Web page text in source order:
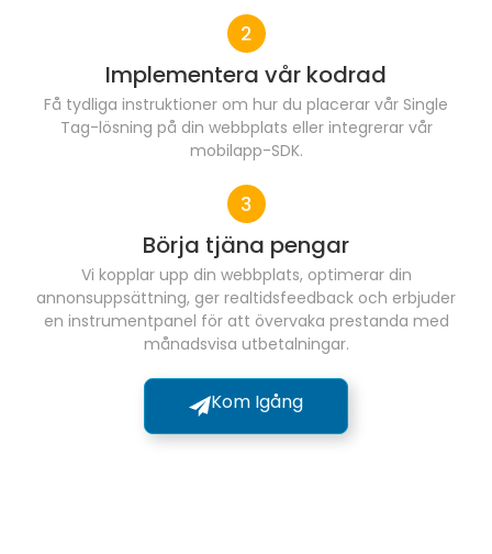
Implementera vår kodrad
Få tydliga instruktioner om hur du placerar vår Single
Tag-lösning på din webbplats eller integrerar vår
mobilapp-SDK.
Börja tjäna pengar
Vi kopplar upp din webbplats, optimerar din
annonsuppsättning, ger realtidsfeedback och erbjuder
en instrumentpanel för att övervaka prestanda med
månadsvisa utbetalningar.
Kom Igång